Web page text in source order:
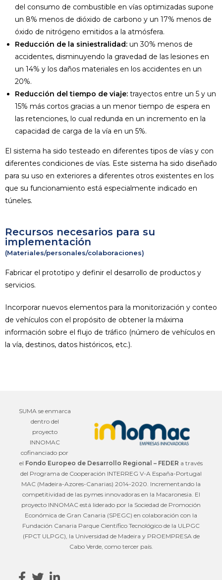
del consumo de combustible en vías optimizadas supone
un 8% menos de dióxido de carbono y un 17% menos de
óxido de nitrógeno emitidos a la atmósfera.
Reducción de la siniestralidad: un 30% menos de
accidentes, disminuyendo la gravedad de las lesiones en
un 14% y los daños materiales en los accidentes en un
20%.
Reducción del tiempo de viaje: trayectos entre un 5 y un
15% más cortos gracias a un menor tiempo de espera en
las retenciones, lo cual redunda en un incremento en la
capacidad de carga de la vía en un 5%.
El sistema ha sido testeado en diferentes tipos de vías y con
diferentes condiciones de vías. Este sistema ha sido diseñado
para su uso en exteriores a diferentes otros existentes en los
que su funcionamiento está especialmente indicado en
túneles.
Recursos necesarios para su
implementación
(Materiales/personales/colaboraciones)
Fabricar el prototipo y definir el desarrollo de productos y
servicios.
Incorporar nuevos elementos para la monitorización y conteo
de vehículos con el propósito de obtener la máxima
información sobre el flujo de tráfico (número de vehículos en
la vía, destinos, datos históricos, etc.).
SUMA se enmarca
dentro del
proyecto
INNOMAC
cofinanciado por
el Fondo Europeo de Desarrollo Regional – FEDER a través
del Programa de Cooperación INTERREG V-A España-Portugal
MAC (Madeira-Azores-Canarias) 2014-2020. Incrementando la
competitividad de las pymes innovadoras en la Macaronesia. El
proyecto INNOMAC está liderado por la Sociedad de Promoción
Económica de Gran Canaria (SPEGC) en colaboración con la
Fundación Canaria Parque Científico Tecnológico de la ULPGC
(FPCT ULPGC), la Universidad de Madeira y PROEMPRESA de
Cabo Verde, como tercer país.